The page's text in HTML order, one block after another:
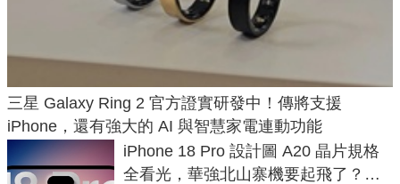
三星 Galaxy Ring 2 官方證實研發中！傳將支援
iPhone，還有強大的 AI 與智慧家電連動功能
iPhone 18 Pro 設計圖 A20 晶片規格
全看光，華強北山寨機要起飛了？專